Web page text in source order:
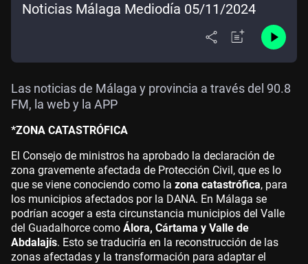
Noticias Málaga Mediodía 05/11/2024
Las noticias de Málaga y provincia a través del 90.8
FM, la web y la APP
*ZONA CATASTRÓFICA
El Consejo de ministros ha aprobado la declaración de
zona gravemente afectada de Protección Civil, que es lo
que se viene conociendo como la zona catastrófica, para
los municipios afectados por la DANA. En Málaga se
podrían acoger a esta circunstancia municipios del Valle
del Guadalhorce como Álora, Cártama y Valle de
Abdalajís. Esto se traduciría en la reconstrucción de las
zonas afectadas y la transformación para adaptar el